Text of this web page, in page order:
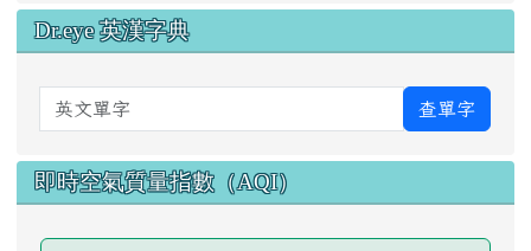
Dr.eye 英漢字典
英文單字 查單字
即時空氣質量指數（AQI）